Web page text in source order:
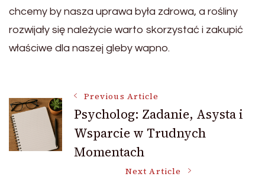
chcemy by nasza uprawa była zdrowa, a rośliny
rozwijały się należycie warto skorzystać i zakupić
właściwe dla naszej gleby wapno.
Post
Navigation
Previous Article
Psycholog: Zadanie, Asysta i
Wsparcie w Trudnych
Momentach
Next Article